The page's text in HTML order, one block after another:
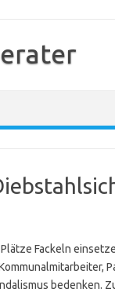
Fackeln
bedenken.